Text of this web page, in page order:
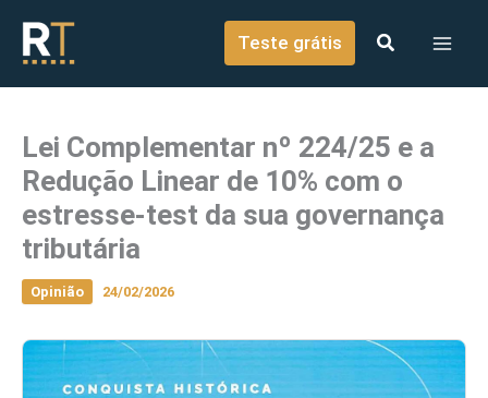
conteúdo
Teste grátis
Lei Complementar nº 224/25 e a
Redução Linear de 10% com o
estresse-test da sua governança
tributária
Opinião 24/02/2026